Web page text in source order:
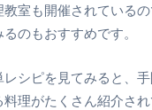
室も開催されている
のもおすすめです。
レシピを見てみると、
理がたくさん紹介さ